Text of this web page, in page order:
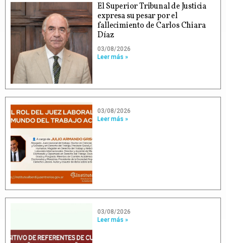
El Superior Tribunal de Justicia
expresa su pesar por el
fallecimiento de Carlos Chiara
Díaz
03/08/2026
Leer más »
03/08/2026
Leer más »
03/08/2026
Leer más »